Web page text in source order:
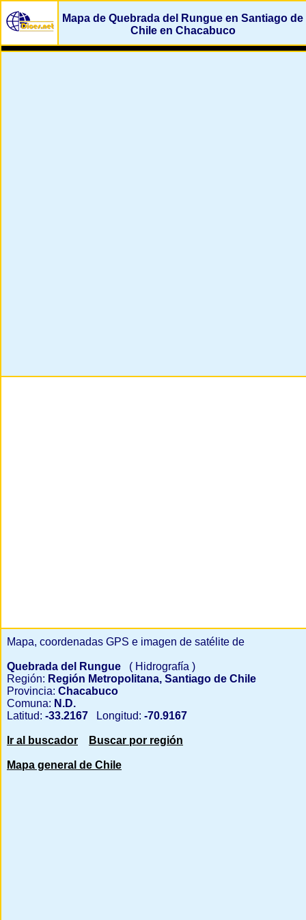
Mapa de Quebrada del Rungue en Santiago de
Chile en Chacabuco
Mapa, coordenadas GPS e imagen de satélite de
Quebrada del Rungue
( Hidrografía )
Región: Región Metropolitana, Santiago de Chile
Provincia: Chacabuco
Comuna: N.D.
Latitud: -33.2167 Longitud: -70.9167
Ir al buscador Buscar por región
Mapa general de Chile